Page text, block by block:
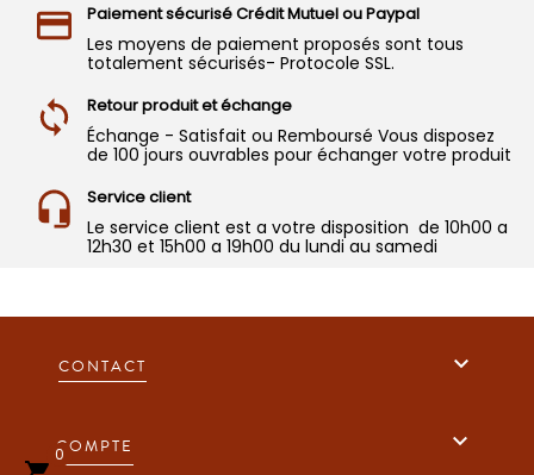
Paiement sécurisé Crédit Mutuel ou Paypal
Les moyens de paiement proposés sont tous
totalement sécurisés- Protocole SSL.
Retour produit et échange
Échange - Satisfait ou Remboursé Vous disposez
de 100 jours ouvrables pour échanger votre produit
Service client
Le service client est a votre disposition de 10h00 a
12h30 et 15h00 a 19h00 du lundi au samedi
CONTACT 
COMPTE

0